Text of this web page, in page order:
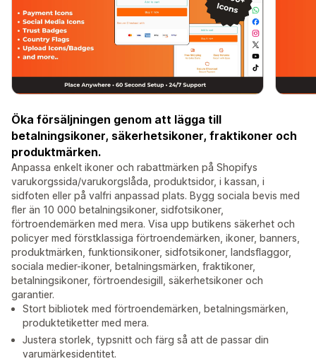
Öka försäljningen genom att lägga till
betalningsikoner, säkerhetsikoner, fraktikoner och
produktmärken.
Anpassa enkelt ikoner och rabattmärken på Shopifys
varukorgssida/varukorgslåda, produktsidor, i kassan, i
sidfoten eller på valfri anpassad plats. Bygg sociala bevis med
fler än 10 000 betalningsikoner, sidfotsikoner,
förtroendemärken med mera. Visa upp butikens säkerhet och
policyer med förstklassiga förtroendemärken, ikoner, banners,
produktmärken, funktionsikoner, sidfotsikoner, landsflaggor,
sociala medier-ikoner, betalningsmärken, fraktikoner,
betalningsikoner, förtroendesigill, säkerhetsikoner och
garantier.
Stort bibliotek med förtroendemärken, betalningsmärken,
produktetiketter med mera.
Justera storlek, typsnitt och färg så att de passar din
varumärkesidentitet.